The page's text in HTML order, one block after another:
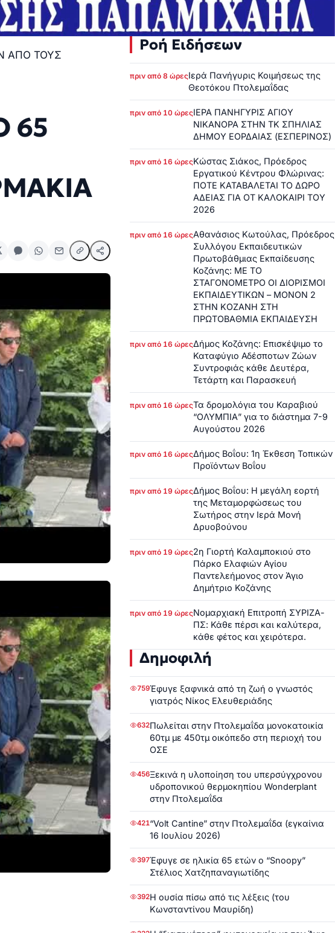
ΑΠΟ ΤΟΥΣ
65
Ροή Ειδήσεων
πριν από 8 ώρεςΙερά Πανήγυρις Κοιμήσεως της
Θεοτόκου Πτολεμαΐδας
πριν από 10 ώρεςΙΕΡΑ ΠΑΝΗΓΥΡΙΣ ΑΓΙΟΥ
ΝΙΚΑΝΟΡΑ ΣΤΗΝ ΤΚ ΣΠΗΛΙΑΣ
ΔΗΜΟΥ ΕΟΡΔΑΙΑΣ (ΕΣΠΕΡΙΝΟΣ)
πριν από 16 ώρεςΚώστας Σιάκος, Πρόεδρος
Εργατικού Κέντρου Φλώρινας:
ΠΟΤΕ ΚΑΤΑΒΑΛΕΤΑΙ ΤΟ ΔΩΡΟ
ΑΔΕΙΑΣ ΓΙΑ ΟΤ ΚΑΛΟΚΑΙΡΙ ΤΟΥ
2026
πριν από 16 ώρεςΑθανάσιος Κωτούλας, Πρόεδρος
Συλλόγου Εκπαιδευτικών
Πρωτοβάθμιας Εκπαίδευσης
Κοζάνης: ΜΕ ΤΟ
ΣΤΑΓΟΝΟΜΕΤΡΟ ΟΙ ΔΙΟΡΙΣΜΟΙ
ΕΚΠΑΙΔΕΥΤΙΚΩΝ – ΜΟΝΟΝ 2
ΣΤΗΝ ΚΟΖΑΝΗ ΣΤΗ
ΠΡΩΤΟΒΑΘΜΙΑ ΕΚΠΑΙΔΕΥΣΗ
πριν από 16 ώρεςΔήμος Κοζάνης: Επισκέψιμο το
Καταφύγιο Αδέσποτων Ζώων
Συντροφιάς κάθε Δευτέρα,
Τετάρτη και Παρασκευή
πριν από 16 ώρεςΤα δρομολόγια του Καραβιού
“ΟΛΥΜΠΙΑ” για το διάστημα 7-9
Αυγούστου 2026
πριν από 16 ώρεςΔήμος Βοΐου: 1η Έκθεση Τοπικών
Προϊόντων Βοΐου
πριν από 19 ώρεςΔήμος Βοΐου: Η μεγάλη εορτή
της Μεταμορφώσεως του
Σωτήρος στην Ιερά Μονή
Δρυοβούνου
πριν από 19 ώρες2η Γιορτή Καλαμποκιού στο
Πάρκο Ελαφιών Αγίου
Παντελεήμονος στον Άγιο
Δημήτριο Κοζάνης
πριν από 19 ώρεςΝομαρχιακή Επιτροπή ΣΥΡΙΖΑ-
ΠΣ: Κάθε πέρσι και καλύτερα,
κάθε φέτος και χειρότερα.
Δημοφιλή
759Έφυγε ξαφνικά από τη ζωή ο γνωστός
γιατρός Νίκος Ελευθεριάδης
632Πωλείται στην Πτολεμαΐδα μονοκατοικία
60τμ με 450τμ οικόπεδο στη περιοχή του
ΟΣΕ
456Ξεκινά η υλοποίηση του υπερσύγχρονου
υδροπονικού θερμοκηπίου Wonderplant
στην Πτολεμαΐδα
421“Volt Cantine” στην Πτολεμαΐδα (εγκαίνια
16 Ιουλίου 2026)
397Έφυγε σε ηλικία 65 ετών ο “Snoopy”
Στέλιος Χατζηπαναγιωτίδης
392Η ουσία πίσω από τις λέξεις (του
Κωνσταντίνου Μαυρίδη)